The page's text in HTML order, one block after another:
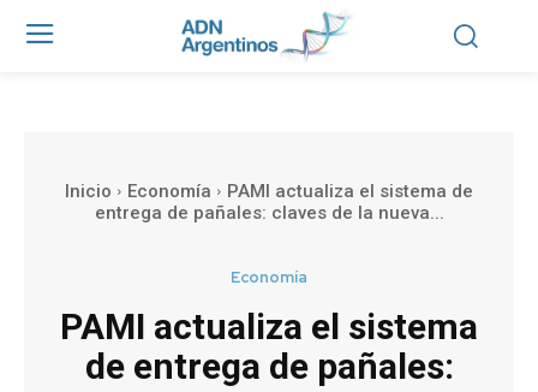
Inicio Economía
PAMI actualiza el sistema de
entrega de pañales: claves de la nueva...
Economía
PAMI actualiza el sistema
de entrega de pañales: